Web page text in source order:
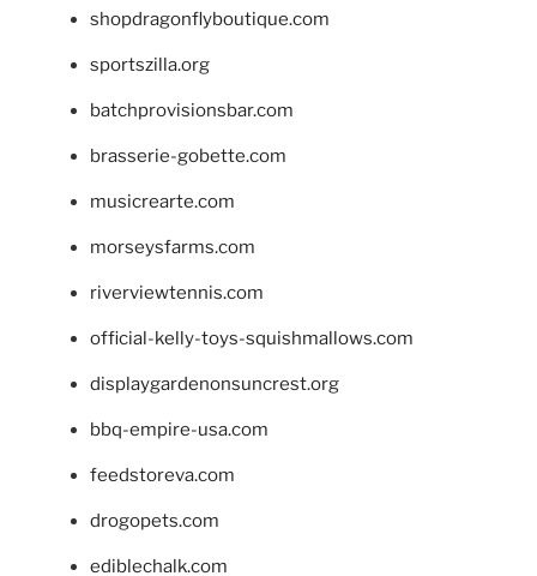
shopdragonflyboutique.com
sportszilla.org
batchprovisionsbar.com
brasserie-gobette.com
musicrearte.com
morseysfarms.com
riverviewtennis.com
official-kelly-toys-squishmallows.com
displaygardenonsuncrest.org
bbq-empire-usa.com
feedstoreva.com
drogopets.com
ediblechalk.com